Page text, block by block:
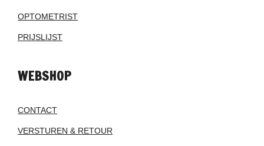
OPTOMETRIST
PRIJSLIJST
WEBSHOP
CONTACT
VERSTUREN & RETOUR